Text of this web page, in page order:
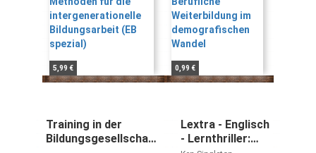
5,99 € 0,99 €
Training in der
Bildungsgesellschaft:
Lextra - Englisch
- Lernthriller: